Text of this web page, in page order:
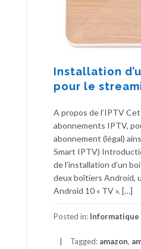
Installation
pour le
A propos de l’IPTV
abonnements IPTV,
abonnement (légal)
Smart IPTV)
de l’installation d’un
deux boîtiers Android,
Android 10 « TV ». […]
Posted in:
Tagged: amazon,